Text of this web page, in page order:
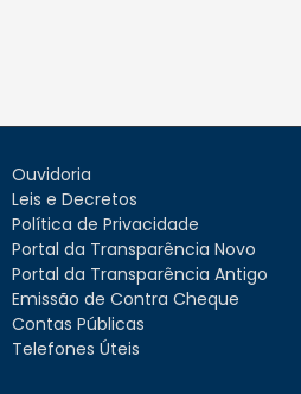
Ouvidoria
Leis e Decretos
Política de Privacidade
Portal da Transparência Novo
Portal da Transparência Antigo
Emissão de Contra Cheque
Contas Públicas
Telefones Úteis